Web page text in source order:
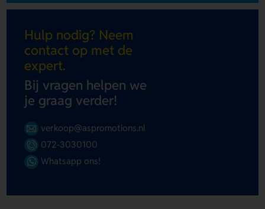
Hulp nodig? Neem
contact op met de
expert.
Bij vragen helpen we
je graag verder!
verkoop@aspromotions.nl
072-3030100
Whatsapp ons!